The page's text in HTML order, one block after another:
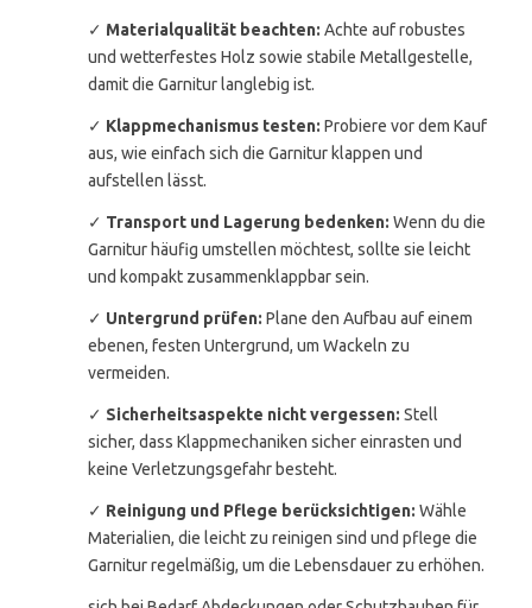
✓ Materialqualität beachten: Achte auf robustes
und wetterfestes Holz sowie stabile Metallgestelle,
damit die Garnitur langlebig ist.
✓ Klappmechanismus testen: Probiere vor dem Kauf
aus, wie einfach sich die Garnitur klappen und
aufstellen lässt.
✓ Transport und Lagerung bedenken: Wenn du die
Garnitur häufig umstellen möchtest, sollte sie leicht
und kompakt zusammenklappbar sein.
✓ Untergrund prüfen: Plane den Aufbau auf einem
ebenen, festen Untergrund, um Wackeln zu
vermeiden.
✓ Sicherheitsaspekte nicht vergessen: Stell
sicher, dass Klappmechaniken sicher einrasten und
keine Verletzungsgefahr besteht.
✓ Reinigung und Pflege berücksichtigen: Wähle
Materialien, die leicht zu reinigen sind und pflege die
Garnitur regelmäßig, um die Lebensdauer zu erhöhen.